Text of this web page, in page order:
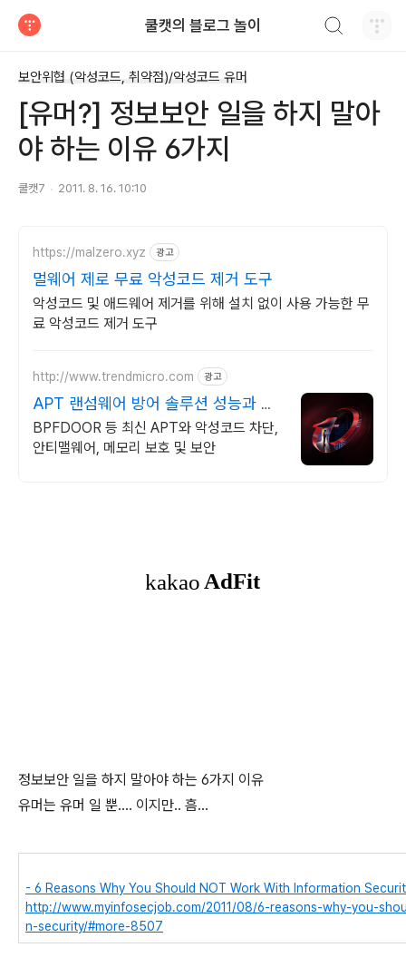
쿨캣의 블로그 놀이
보안위협 (악성코드, 취약점)/악성코드 유머
[유머?] 정보보안 일을 하지 말아
야 하는 이유 6가지
쿨캣7 2011. 8. 16. 10:10
https://malzero.xyz 광고
멀웨어 제로 무료 악성코드 제거 도구
악성코드 및 애드웨어 제거를 위해 설치 없이 사용 가능한 무
료 악성코드 제거 도구
http://www.trendmicro.com 광고
APT 랜섬웨어 방어 솔루션 성능과 안
정성이 검증된 벤더
BPFDOOR 등 최신 APT와 악성코드 차단,
안티맬웨어, 메모리 보호 및 보안
정보보안 일을 하지 말아야 하는 6가지 이유
유머는 유머 일 뿐.... 이지만.. 흠...
- 6 Reasons Why You Should NOT Work With Information
http://www.myinfosecjob.com/2011/08/6-reasons-why-you-
n-security/#more-8507